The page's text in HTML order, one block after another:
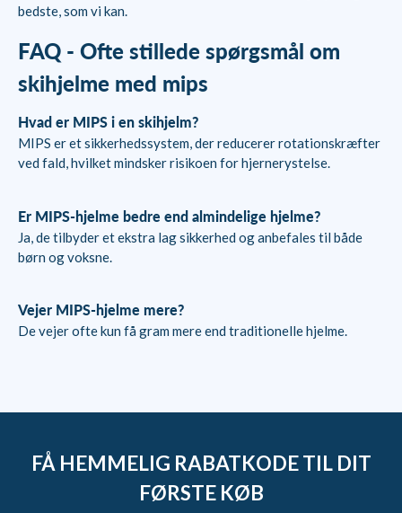
bedste, som vi kan.
FAQ - Ofte stillede spørgsmål om
skihjelme med mips
Hvad er MIPS i en skihjelm?
MIPS er et sikkerhedssystem, der reducerer rotationskræfter
ved fald, hvilket mindsker risikoen for hjernerystelse.
Er MIPS-hjelme bedre end almindelige hjelme?
Ja, de tilbyder et ekstra lag sikkerhed og anbefales til både
børn og voksne.
Vejer MIPS-hjelme mere?
De vejer ofte kun få gram mere end traditionelle hjelme.
FÅ HEMMELIG RABATKODE TIL DIT
FØRSTE KØB